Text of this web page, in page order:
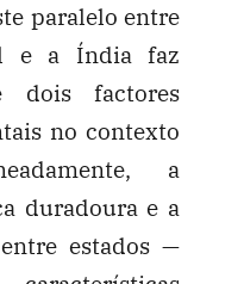
paralelo entre
e a Índia faz
dois factores
no contexto
a
duradoura e a
estados —